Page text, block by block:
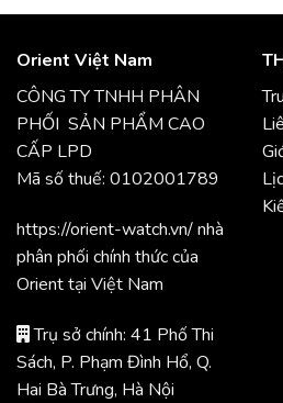
Orient Việt Nam
CÔNG TY TNHH PHÂN
PHỐI SẢN PHẨM CAO
CẤP LPD
Mã số thuế: 0102001789
https://orient-watch.vn/ nhà
phân phối chính thức của
Orient tại Việt Nam
Trụ sở chính: 41 Phố Thi
Sách, P. Phạm Đình Hổ, Q.
Hai Bà Trưng, Hà Nội